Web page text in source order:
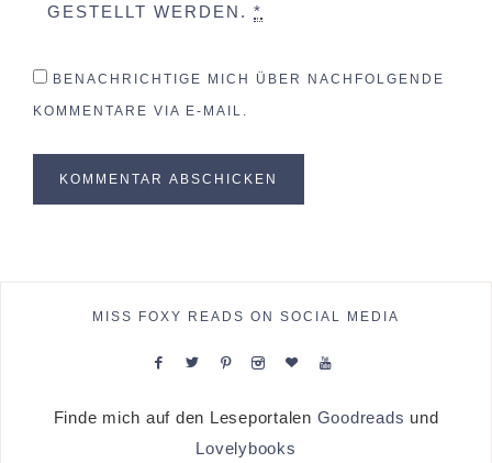
GESTELLT WERDEN. *
BENACHRICHTIGE MICH ÜBER NACHFOLGENDE
KOMMENTARE VIA E-MAIL.
MISS FOXY READS ON SOCIAL MEDIA
Finde mich auf den Leseportalen Goodreads und
Lovelybooks